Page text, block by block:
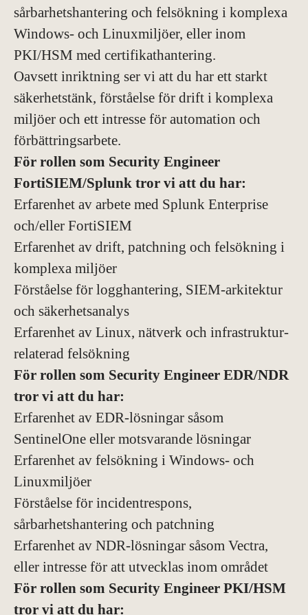
sårbarhetshantering och felsökning i komplexa
Windows- och Linuxmiljöer, eller inom
PKI/HSM med certifikathantering.
Oavsett inriktning ser vi att du har ett starkt
säkerhetstänk, förståelse för drift i komplexa
miljöer och ett intresse för automation och
förbättringsarbete.
För rollen som Security Engineer
FortiSIEM/Splunk tror vi att du har:
Erfarenhet av arbete med Splunk Enterprise
och/eller FortiSIEM
Erfarenhet av drift, patchning och felsökning i
komplexa miljöer
Förståelse för logghantering, SIEM-arkitektur
och säkerhetsanalys
Erfarenhet av Linux, nätverk och infrastruktur-
relaterad felsökning
För rollen som Security Engineer EDR/NDR
tror vi att du har:
Erfarenhet av EDR-lösningar såsom
SentinelOne eller motsvarande lösningar
Erfarenhet av felsökning i Windows- och
Linuxmiljöer
Förståelse för incidentrespons,
sårbarhetshantering och patchning
Erfarenhet av NDR-lösningar såsom Vectra,
eller intresse för att utvecklas inom området
För rollen som Security Engineer PKI/HSM
tror vi att du har: